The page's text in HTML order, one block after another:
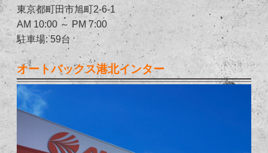
東京都町田市旭町2-6-1
AM 10:00 ～ PM 7:00
駐車場: 59台
オートバックス港北インター